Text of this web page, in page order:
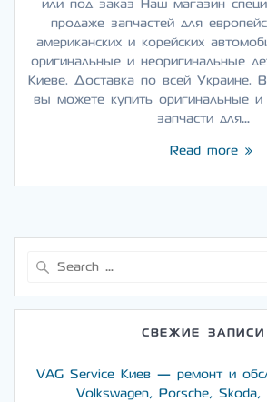
или под заказ Наш магазин
продаже запчастей для
американских и корейских
оригинальные и неоригинальные
Киеве. Доставка по всей Украине.
вы можете купить оригинальные и
запчасти для…
Read more
СВЕЖИЕ ЗАПИСИ
VAG Service Киев — ремонт и
Volkswagen, Porsche, Skoda,